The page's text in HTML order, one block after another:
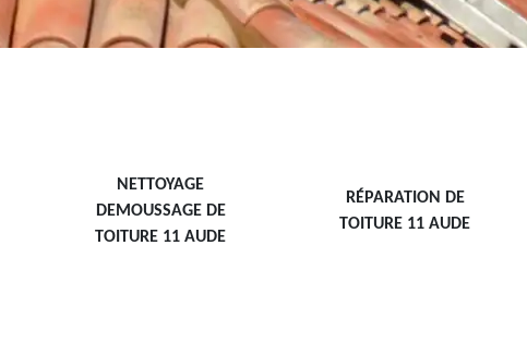
NETTOYAGE
DEMOUSSAGE DE
TOITURE 11 AUDE
RÉPARATION DE
TOITURE 11 AUDE